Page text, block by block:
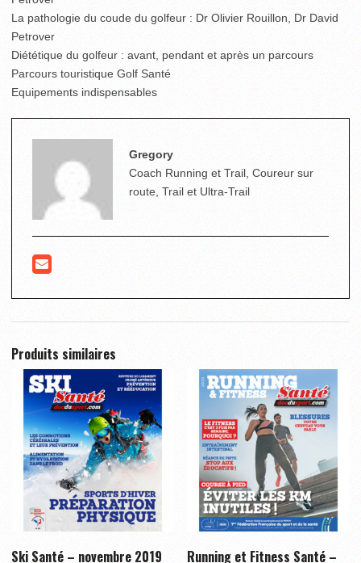
La pathologie du coude du golfeur : Dr Olivier Rouillon, Dr David
Petrover
Diététique du golfeur : avant, pendant et après un parcours
Parcours touristique Golf Santé
Equipements indispensables
Gregory
Coach Running et Trail, Coureur sur
route, Trail et Ultra-Trail
Produits similaires
Ski Santé – novembre 2019 Running et Fitness Santé –